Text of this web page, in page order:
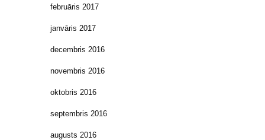
februāris 2017
janvāris 2017
decembris 2016
novembris 2016
oktobris 2016
septembris 2016
augusts 2016